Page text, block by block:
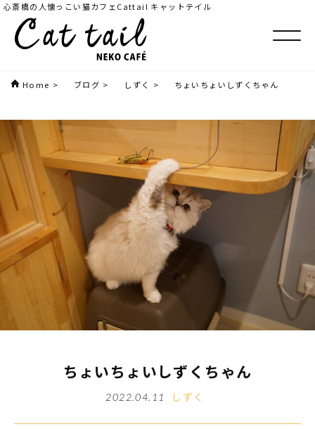
心斎橋の人懐っこい猫カフェCattail キャットテイル
Home > ブログ > しずく > ちょいちょいしずくちゃん
ちょいちょいしずくちゃん
2022.04.11 しずく